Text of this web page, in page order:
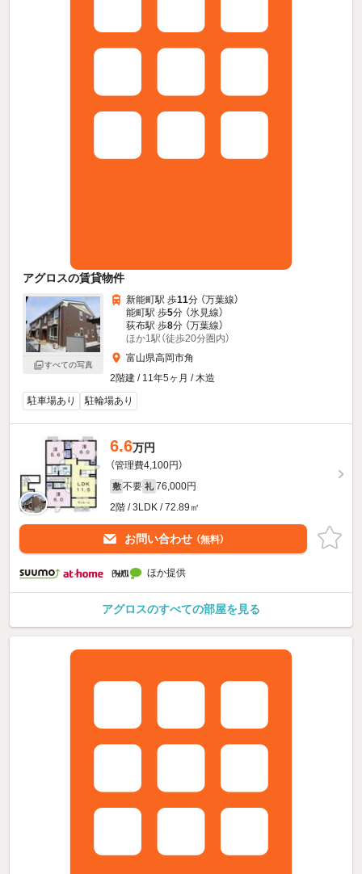
アグロスの賃貸物件
すべての写真
新能町駅 歩11分 （万葉線）
能町駅 歩5分 （氷見線）
荻布駅 歩8分 （万葉線）
ほか1駅（徒歩20分圏内）
富山県高岡市角
2階建 / 11年5ヶ月 / 木造
駐車場あり
駐輪場あり
6.6万円
（管理費4,100円）
敷 不要 礼 76,000円
2階 / 3LDK / 72.89㎡
お問い合わせ （無料）
ほか提供
アグロスのすべての部屋を見る